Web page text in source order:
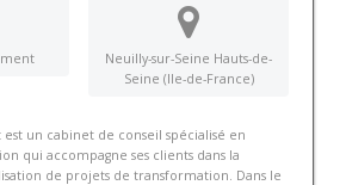
Neuilly-sur-Seine Hauts-de-
Seine (Ile-de-France)
un cabinet de conseil spécialisé en
qui accompagne ses clients dans la
de projets de transformation. Dans le